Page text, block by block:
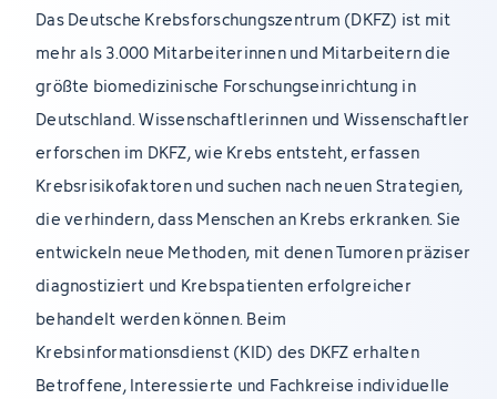
Das Deutsche Krebsforschungszentrum (DKFZ) ist mit
mehr als 3.000 Mitarbeiterinnen und Mitarbeitern die
größte biomedizinische Forschungseinrichtung in
Deutschland. Wissenschaftlerinnen und Wissenschaftler
erforschen im DKFZ, wie Krebs entsteht, erfassen
Krebsrisikofaktoren und suchen nach neuen Strategien,
die verhindern, dass Menschen an Krebs erkranken. Sie
entwickeln neue Methoden, mit denen Tumoren präziser
diagnostiziert und Krebspatienten erfolgreicher
behandelt werden können. Beim
Krebsinformationsdienst (KID) des DKFZ erhalten
Betroffene, Interessierte und Fachkreise individuelle